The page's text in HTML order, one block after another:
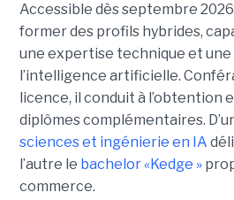
Accessible dès septembre
former des profils hybrides,
une expertise technique et
l’intelligence artificielle.
licence, il conduit à l’obtention
diplômes complémentaires.
sciences et ingénierie en IA
l’autre le bachelor «Kedge »
commerce.